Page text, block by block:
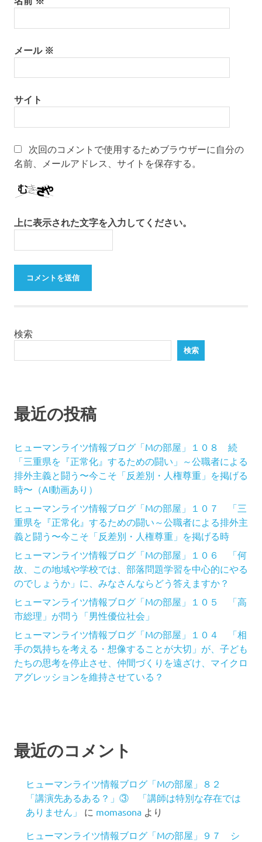
メール ※
サイト
次回のコメントで使用するためブラウザーに自分の
名前、メールアドレス、サイトを保存する。
上に表示された文字を入力してください。
検索
検索
最近の投稿
ヒューマンライツ情報ブログ「Mの部屋」１０８ 続
「三重県を『正常化』するための闘い」～公職者による
排外主義と闘う〜今こそ「反差別・人権尊重」を掲げる
時〜（AI動画あり）
ヒューマンライツ情報ブログ「Mの部屋」１０７ 「三
重県を『正常化』するための闘い～公職者による排外主
義と闘う〜今こそ「反差別・人権尊重」を掲げる時
ヒューマンライツ情報ブログ「Mの部屋」１０６ 「何
故、この地域や学校では、部落問題学習を中心的にやる
のでしょうか」に、みなさんならどう答えますか？
ヒューマンライツ情報ブログ「Mの部屋」１０５ 「高
市総理」が問う「男性優位社会」
ヒューマンライツ情報ブログ「Mの部屋」１０４ 「相
手の気持ちを考える・想像することが大切」が、子ども
たちの思考を停止させ、仲間づくりを遠ざけ、マイクロ
アグレッションを維持させている？
最近のコメント
ヒューマンライツ情報ブログ「Mの部屋」８２
「講演先あるある？」③ 「講師は特別な存在では
ありません」
に momasona より
ヒューマンライツ情報ブログ「Mの部屋」９７ シ